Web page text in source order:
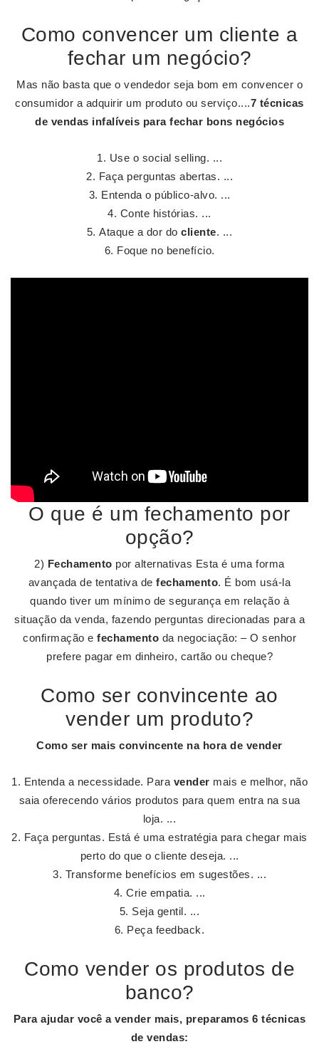
Como convencer um cliente a
fechar um negócio?
Mas não basta que o vendedor seja bom em convencer o
consumidor a adquirir um produto ou serviço....7 técnicas
de vendas infalíveis para fechar bons negócios
Use o social selling. ...
Faça perguntas abertas. ...
Entenda o público-alvo. ...
Conte histórias. ...
Ataque a dor docliente. ...
Foque no benefício.
O que é um fechamento por
opção?
2) Fechamento por alternativas Esta é uma forma
avançada de tentativa defechamento. É bom usá-la
quando tiver um mínimo de segurança em relação à
situação da venda, fazendo perguntas direcionadas para a
confirmação e fechamento da negociação: – O senhor
prefere pagar em dinheiro, cartão ou cheque?
Como ser convincente ao
vender um produto?
Como ser maisconvincente na hora de vender
Entenda a necessidade. Para vender mais e melhor, não
saia oferecendo vários produtos para quem entra na sua
loja. ...
Faça perguntas. Está é uma estratégia para chegar mais
perto do que o cliente deseja. ...
Transforme benefícios em sugestões. ...
Crie empatia. ...
Seja gentil. ...
Peça feedback.
Como vender os produtos de
banco?
Para ajudar você avender mais, preparamos 6 técnicas
de vendas: